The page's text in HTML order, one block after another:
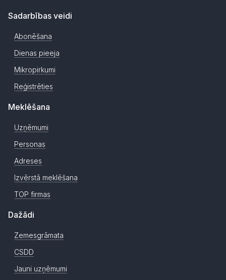
Sadarbības veidi
Abonēšana
Dienas pieeja
Mikropirkumi
Reģistrēties
Meklēšana
Uzņēmumi
Personas
Adreses
Izvērstā meklēšana
TOP firmas
Dažādi
Zemesgrāmata
CSDD
Jauni uzņēmumi